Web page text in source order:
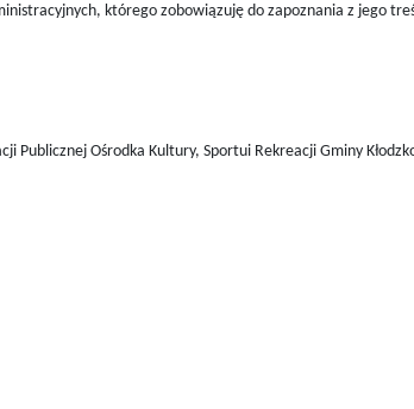
którego zobowiązuję do zapoznania z jego
Ośrodka Kultury, Sportui Rekreacji Gminy